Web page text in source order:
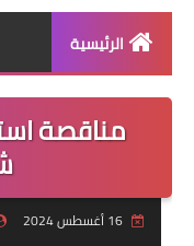
الرئيسية
مناقصة
16 أغسطس 2024